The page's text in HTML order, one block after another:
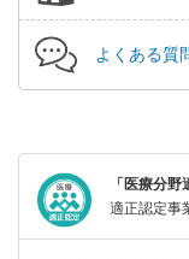
よくある質
「医療分
適正認定事